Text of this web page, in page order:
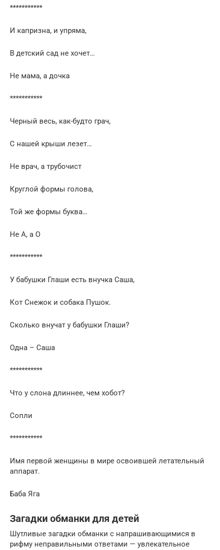
***********
И капризна, и упряма,
В детский сад не хочет…
Не мама, а дочка
***********
Черный весь, как-будто грач,
С нашей крыши лезет…
Не врач, а трубочист
Круглой формы голова,
Той же формы буква…
Не А, а О
***********
У бабушки Глаши есть внучка Саша,
Кот Снежок и собака Пушок.
Сколько внучат у бабушки Глаши?
Одна – Саша
***********
Что у слона длиннее, чем хобот?
Сопли
***********
Имя первой женщины в мире освоившей летательный
аппарат.
Баба Яга
Загадки обманки для детей
Шутливые загадки обманки с напрашивающимися в
рифму неправильными ответами — увлекательное